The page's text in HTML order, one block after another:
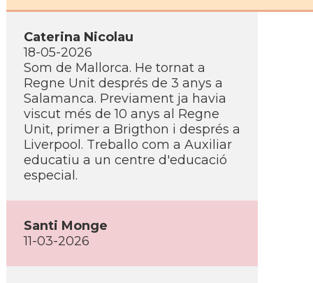
Caterina Nicolau
18-05-2026
Som de Mallorca. He tornat a
Regne Unit després de 3 anys a
Salamanca. Previament ja havia
viscut més de 10 anys al Regne
Unit, primer a Brigthon i després a
Liverpool. Treballo com a Auxiliar
educatiu a un centre d'educació
especial.
Santi Monge
11-03-2026